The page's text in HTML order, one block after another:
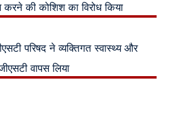
की कोशिश का विरोध किया
परिषद ने व्यक्तिगत स्वास्थ्य और
वापस लिया